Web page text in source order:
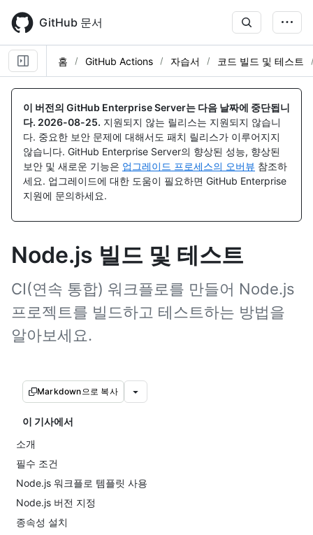
main
content
GitHub 문서
홈 GitHub Actions 자습서 코드 빌드 및 테스트
이 버전의 GitHub Enterprise Server는 다음 날짜에 중단됩니
다. 2026-08-25. 지원되지 않는 릴리스는 지원되지 않습니
다. 중요한 보안 문제에 대해서도 패치 릴리스가 이루어지지
않습니다. GitHub Enterprise Server의 향상된 성능, 향상된
보안 및 새로운 기능은 업그레이드 프로세스의 오버뷰 참조하
세요. 업그레이드에 대한 도움이 필요하면 GitHub Enterprise
지원에 문의하세요.
Node.js 빌드 및 테스트
CI(연속 통합) 워크플로를 만들어 Node.js
프로젝트를 빌드하고 테스트하는 방법을
알아보세요.
Markdown으로 복사
이 기사에서
소개
필수 조건
Node.js 워크플로 템플릿 사용
Node.js 버전 지정
종속성 설치